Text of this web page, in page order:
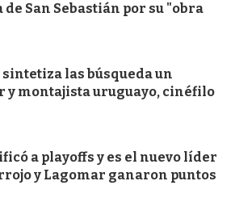
San Sebastián por su "obra
las búsqueda un
y montajista uruguayo, cinéfilo
a playoffs y es el nuevo líder
y Lagomar ganaron puntos